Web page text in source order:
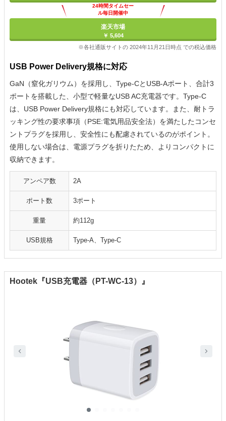
24時間タイムセー
ル毎日開催中
楽天市場
￥ 5,604
※各社通販サイトの 2024年11月21日時点 での税込価格
USB Power Delivery規格に対応
GaN（窒化ガリウム）を採用し、Type-CとUSB-Aポート、合計3
ポートを搭載した、小型で軽量なUSB AC充電器です。Type-C
は、USB Power Delivery規格にも対応しています。また、耐トラ
ッキング性の要求事項（PSE:電気用品安全法）を満たしたコンセ
ントプラグを採用し、安全性にも配慮されているのがポイント。
使用しない場合は、電源プラグを折りたため、よりコンパクトに
収納できます。
アンペア数 2A
ポート数 3ポート
重量 約112g
USB規格 Type-A、Type-C
Hootek『USB充電器（PT-WC-13）』